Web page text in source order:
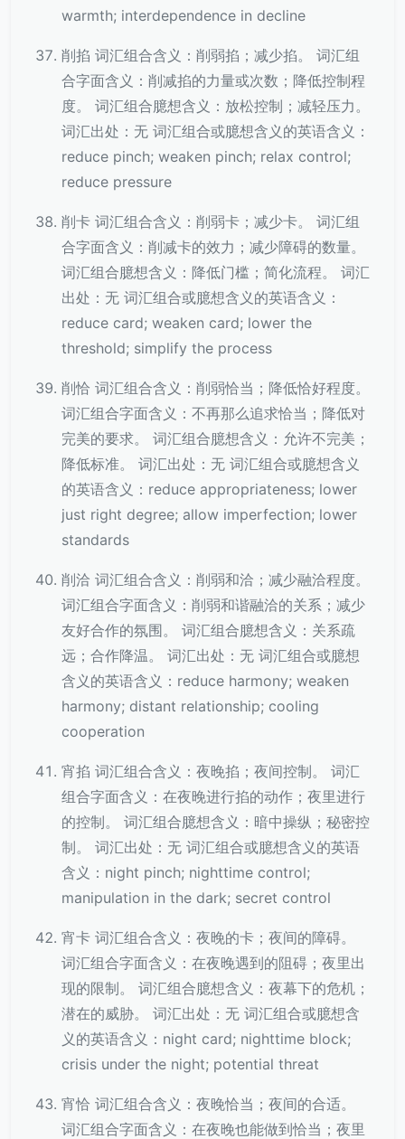
warmth; interdependence in decline
削掐 词汇组合含义：削弱掐；减少掐。 词汇组
合字面含义：削减掐的力量或次数；降低控制程
度。 词汇组合臆想含义：放松控制；减轻压力。
词汇出处：无 词汇组合或臆想含义的英语含义：
reduce pinch; weaken pinch; relax control;
reduce pressure
削卡 词汇组合含义：削弱卡；减少卡。 词汇组
合字面含义：削减卡的效力；减少障碍的数量。
词汇组合臆想含义：降低门槛；简化流程。 词汇
出处：无 词汇组合或臆想含义的英语含义：
reduce card; weaken card; lower the
threshold; simplify the process
削恰 词汇组合含义：削弱恰当；降低恰好程度。
词汇组合字面含义：不再那么追求恰当；降低对
完美的要求。 词汇组合臆想含义：允许不完美；
降低标准。 词汇出处：无 词汇组合或臆想含义
的英语含义：reduce appropriateness; lower
just right degree; allow imperfection; lower
standards
削洽 词汇组合含义：削弱和洽；减少融洽程度。
词汇组合字面含义：削弱和谐融洽的关系；减少
友好合作的氛围。 词汇组合臆想含义：关系疏
远；合作降温。 词汇出处：无 词汇组合或臆想
含义的英语含义：reduce harmony; weaken
harmony; distant relationship; cooling
cooperation
宵掐 词汇组合含义：夜晚掐；夜间控制。 词汇
组合字面含义：在夜晚进行掐的动作；夜里进行
的控制。 词汇组合臆想含义：暗中操纵；秘密控
制。 词汇出处：无 词汇组合或臆想含义的英语
含义：night pinch; nighttime control;
manipulation in the dark; secret control
宵卡 词汇组合含义：夜晚的卡；夜间的障碍。
词汇组合字面含义：在夜晚遇到的阻碍；夜里出
现的限制。 词汇组合臆想含义：夜幕下的危机；
潜在的威胁。 词汇出处：无 词汇组合或臆想含
义的英语含义：night card; nighttime block;
crisis under the night; potential threat
宵恰 词汇组合含义：夜晚恰当；夜间的合适。
词汇组合字面含义：在夜晚也能做到恰当；夜里